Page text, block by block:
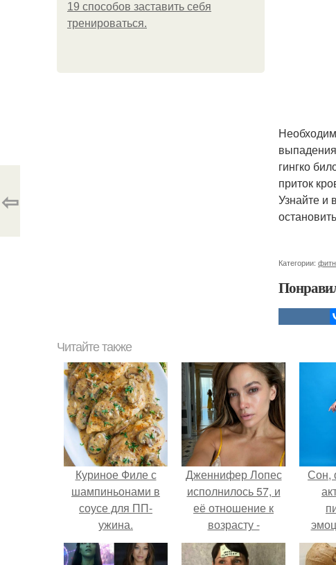
19 способов заставить себя
тренироваться.
гингко
приток
Узнайте
Категории:
⇦
Читайте также
Куриное Филе с
шампиньонами в
соусе для ПП-
ужина.
Дженнифер Лопес
исполнилось 57, и
её отношение к
возрасту -
настоящий
манифест
Сон,